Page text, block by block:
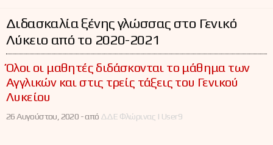
Διδασκαλία ξένης γλώσσας στο Γενικό
Λύκειο από το 2020-2021
Όλοι οι μαθητές διδάσκονται το μάθημα των
Αγγλικών και στις τρείς τάξεις του Γενικού
Λυκείου
26 Αυγούστου, 2020 -από ΔΔΕ Φλώρινας | User9